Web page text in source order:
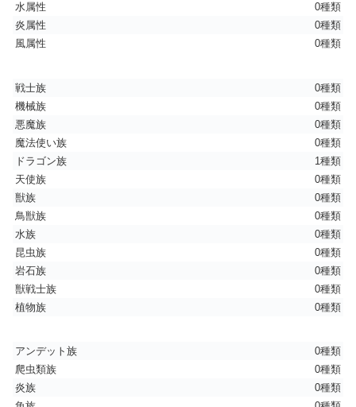
水属性
0種類
炎属性
0種類
風属性
0種類
戦士族
0種類
機械族
0種類
悪魔族
0種類
魔法使い族
0種類
ドラゴン族
1種類
天使族
0種類
獣族
0種類
鳥獣族
0種類
水族
0種類
昆虫族
0種類
岩石族
0種類
獣戦士族
0種類
植物族
0種類
アンデット族
0種類
爬虫類族
0種類
炎族
0種類